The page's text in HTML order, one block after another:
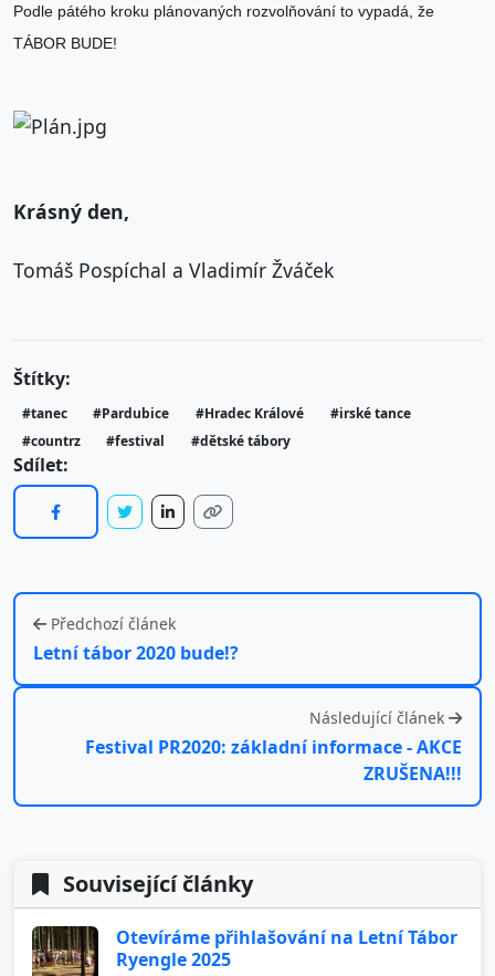
Podle pátého kroku plánovaných rozvolňování to vypadá, že
TÁBOR BUDE!
Krásný den,
Tomáš Pospíchal a Vladimír Žváček
Štítky:
#tanec #Pardubice #Hradec Králové
#irské tance
#countrz
#festival #dětské tábory
Sdílet:
Předchozí článek
Letní tábor 2020 bude!?
Následující článek
Festival PR2020: základní informace - AKCE
ZRUŠENA!!!
Související články
Otevíráme přihlašování na Letní Tábor
Ryengle 2025